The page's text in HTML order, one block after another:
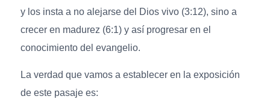
y los insta a no alejarse del Dios vivo (3:12), sino a
crecer en madurez (6:1) y así progresar en el
conocimiento del evangelio.
La verdad que vamos a establecer en la exposición
de este pasaje es: